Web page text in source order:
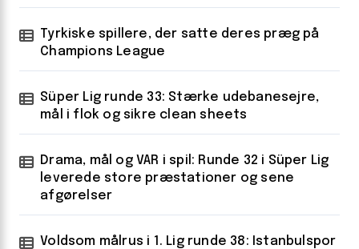
Tyrkiske spillere, der satte deres præg på
Champions League
Süper Lig runde 33: Stærke udebanesejre,
mål i flok og sikre clean sheets
Drama, mål og VAR i spil: Runde 32 i Süper Lig
leverede store præstationer og sene
afgørelser
Voldsom målrus i 1. Lig runde 38: Istanbulspor